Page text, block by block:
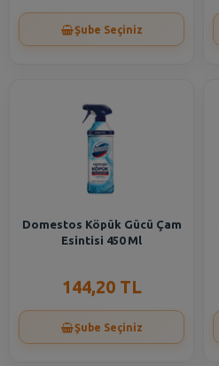
Şube Seçiniz
Domestos Köpük Gücü Çam
Esintisi 450 Ml
144,20 TL
Şube Seçiniz